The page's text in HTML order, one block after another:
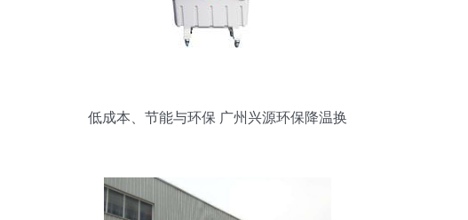
低成本、节能与环保 广州兴源环保降温换